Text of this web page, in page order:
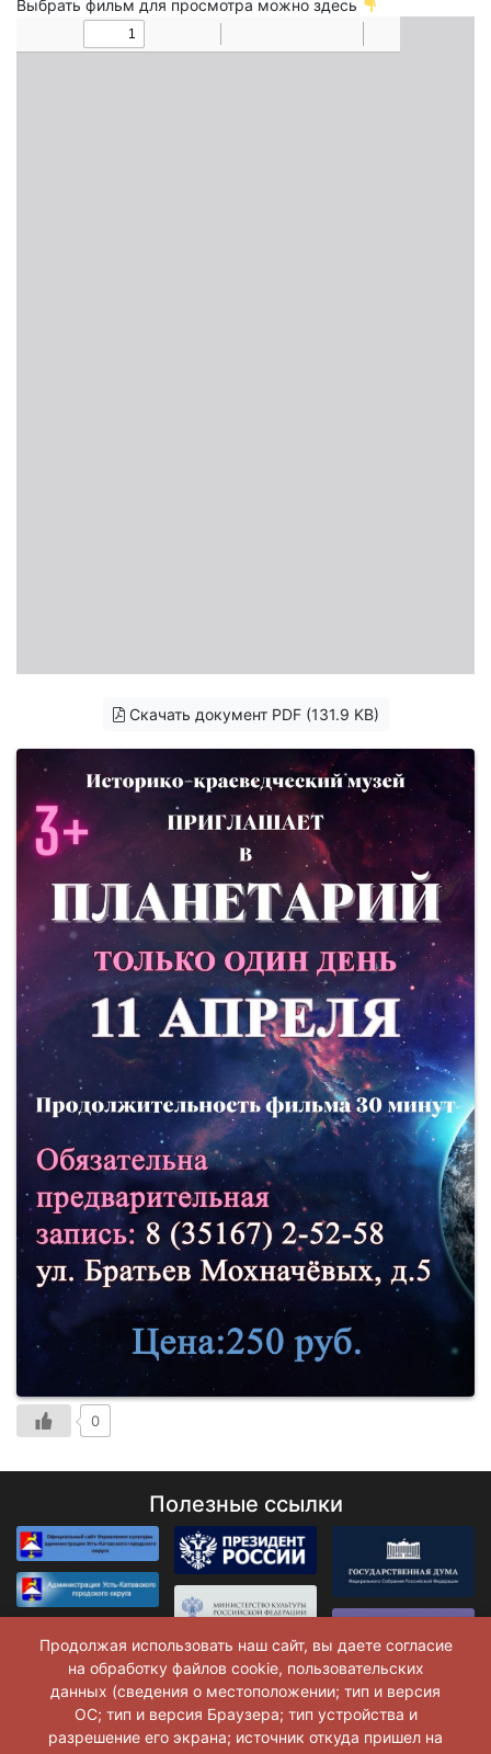
Выбрать фильм для просмотра можно здесь
Скачать документ PDF (131.9 KB)
0
Полезные ссылки
Продолжая использовать наш сайт, вы даете согласие
на обработку файлов cookie, пользовательских
данных (сведения о местоположении; тип и версия
ОС; тип и версия Браузера; тип устройства и
разрешение его экрана; источник откуда пришел на